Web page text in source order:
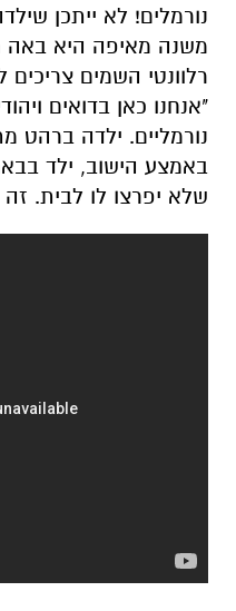
משנה מאיפה היא
רלוונטי השמים
"אנחנו כאן בדואים
נורמליים. ילדה ברהט
באמצע הישוב, ילד
שלא יפרצו לו לבית.